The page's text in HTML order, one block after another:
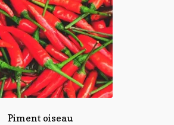
Piment oiseau